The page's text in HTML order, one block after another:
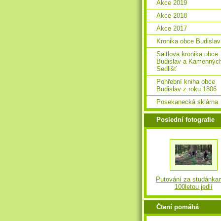
Akce 2019
Akce 2018
Akce 2017
Kronika obce Budislav
Saitlova kronika obce
Budislav a
Sedlišť
Pohřební kniha obce
Budislav z roku 1806
Posekanecká sklárna
Poslední fotografie
Putování za
100letou jedlí
Čtení pomáhá